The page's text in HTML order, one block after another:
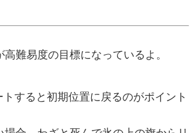
難易度の目標になっているよ。
すると初期位置に戻るのがポイント